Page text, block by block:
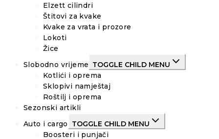
Elzett cilindri
Štitovi za kvake
Kvake za vrata i prozore
Lokoti
Žice
Slobodno vrijeme TOGGLE CHILD MENU
Kotlići i oprema
Sklopivi namještaj
Roštilj i oprema
Sezonski artikli
Auto i cargo
TOGGLE CHILD MENU
Boosteri i punjači